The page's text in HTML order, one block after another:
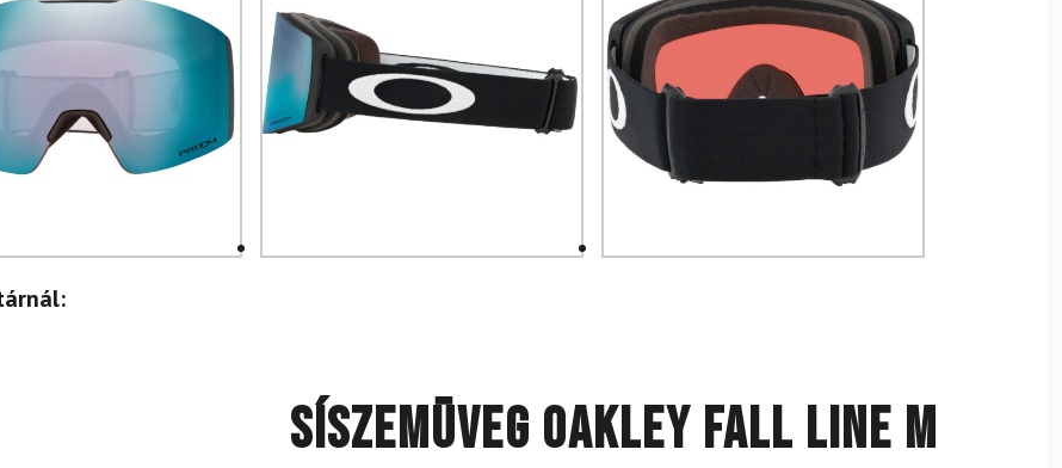
Síszemüveg OAKLEY Fall Line M